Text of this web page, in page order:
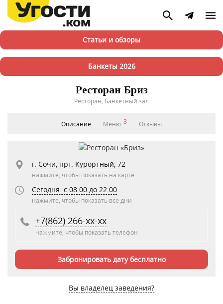
Статьи и обзоры
Банкеты 2026
Ресторан Бриз
Ресторан, Банкетный зал
Описание Меню 3 Отзывы
г. Сочи, прт. Курортный, 72
нажмите, чтобы показать на карте
Сегодня: c 08:00 до 22:00
нажмите, чтобы показать все дни
+7(862) 266-xx-xx
нажмите, чтобы показать телефон
Забронировать дату бесплатно
Вы владелец заведения?